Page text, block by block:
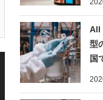
All
型
国